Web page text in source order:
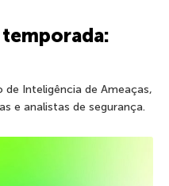
Inteligência de Ameaças,
e analistas de segurança.